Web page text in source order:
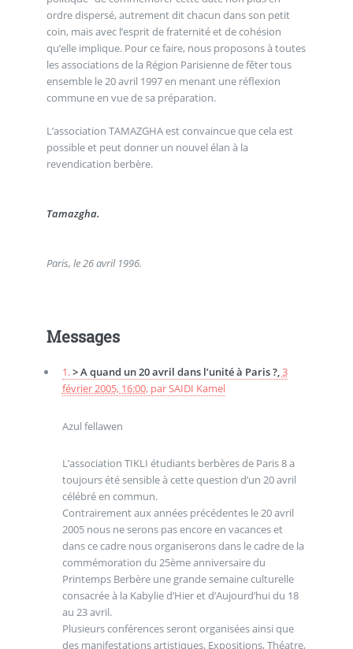
ordre dispersé, autrement dit chacun dans son petit
coin, mais avec l’esprit de fraternité et de cohésion
qu’elle implique. Pour ce faire, nous proposons à toutes
les associations de la Région Parisienne de fêter tous
ensemble le 20 avril 1997 en menant une réflexion
commune en vue de sa préparation.
L’association TAMAZGHA est convaincue que cela est
possible et peut donner un nouvel élan à la
revendication berbère.
Tamazgha.
Paris, le 26 avril 1996.
Messages
1.> A quand un 20 avril dans l’unité à Paris ?,3
février 2005, 16:00, parSAIDI Kamel
Azul fellawen
L’association TIKLI étudiants berbères de Paris 8 a
toujours été sensible à cette question d’un 20 avril
célébré en commun.
Contrairement aux années précédentes le 20 avril
2005 nous ne serons pas encore en vacances et
dans ce cadre nous organiserons dans le cadre de la
commémoration du 25ème anniversaire du
Printemps Berbère une grande semaine culturelle
consacrée à la Kabylie d’Hier et d’Aujourd’hui du 18
au 23 avril.
Plusieurs conférences seront organisées ainsi que
des manifestations artistiques, Expositions, Théatre,